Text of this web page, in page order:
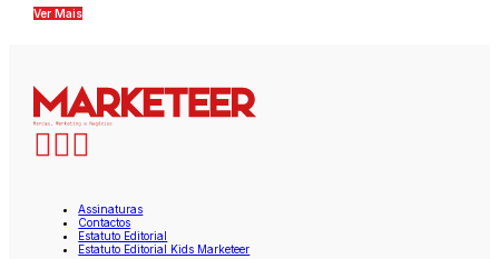
Ver Mais
Assinaturas
Contactos
Estatuto Editorial
Estatuto Editorial Kids Marketeer